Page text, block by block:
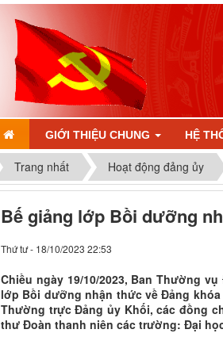
GIỚI THIỆU CHUNG HỆ
Trang nhất Hoạt động đảng ủy
Bế giảng lớp Bồi dưỡng
Thứ tư - 18/10/2023 22:53
Chiều ngày 19/10/2023, Ban Thường
lớp Bồi dưỡng nhận thức về Đảng khóa
Thường trực Đảng ủy Khối, các đồng
thư Đoàn thanh niên các trường: Đại